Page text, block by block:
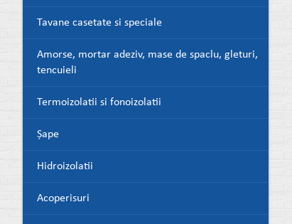
Tavane casetate si speciale
Amorse, mortar adeziv, mase de spaclu, gleturi,
tencuieli
Termoizolatii si fonoizolatii
Șape
Hidroizolatii
Acoperisuri